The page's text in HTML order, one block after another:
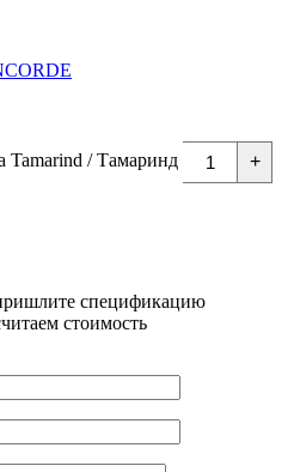
Tamarind / Тамаринд
+
спецификацию
стоимость